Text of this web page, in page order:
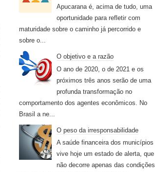
Apucarana é, acima de tudo, uma
oportunidade para refletir com
maturidade sobre o caminho já percorrido e
sobre o...
O objetivo e a razão
O ano de 2020, o de 2021 e os
próximos três anos serão de uma
profunda transformação no
comportamento dos agentes econômicos. No
Brasil a ne...
O peso da irresponsabilidade
A saúde financeira dos municípios
vive hoje um estado de alerta, que
não decorre apenas das condições